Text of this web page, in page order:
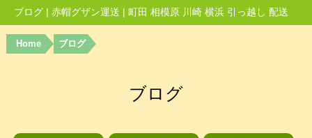
ブログ | 赤帽グザン運送 | 町田 相模原 川崎 横浜 引っ越し 配送
Home ブログ
ブログ